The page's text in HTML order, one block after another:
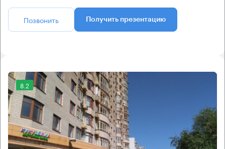
Позвонить Получить презентацию
8.2